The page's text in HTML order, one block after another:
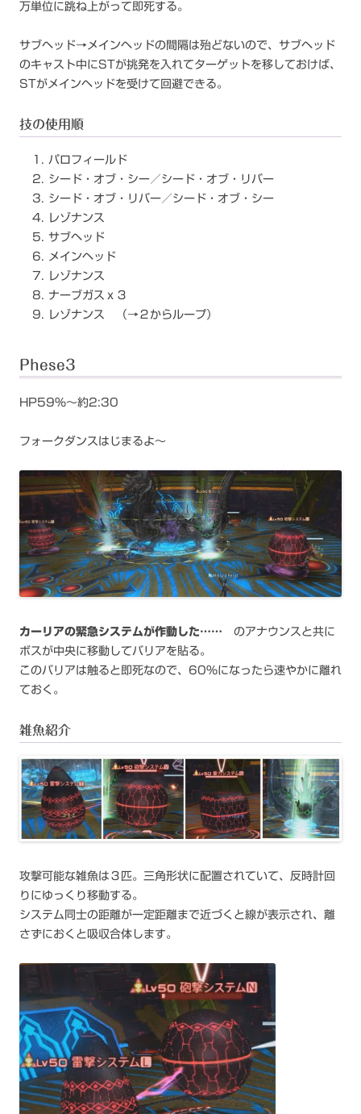
万単位に跳ね上がって即死する。
サブヘッド→メインヘッドの間隔は殆どないので、サブヘッド
のキャスト中にSTが挑発を入れてターゲットを移しておけば、
STがメインヘッドを受けて回避できる。
技の使用順
パロフィールド
シード・オブ・シー／シード・オブ・リバー
シード・オブ・リバー／シード・オブ・シー
レゾナンス
サブヘッド
メインヘッド
レゾナンス
ナーブガスｘ３
レゾナンス （→２からループ）
Phese3
HP59%～約2:30
フォークダンスはじまるよ～
カーリアの緊急システムが作動した…… のアナウンスと共に
ボスが中央に移動してバリアを貼る。
このバリアは触ると即死なので、60％になったら速やかに離れ
ておく。
雑魚紹介
攻撃可能な雑魚は３匹。三角形状に配置されていて、反時計回
りにゆっくり移動する。
システム同士の距離が一定距離まで近づくと線が表示され、離
さずにおくと吸収合体します。